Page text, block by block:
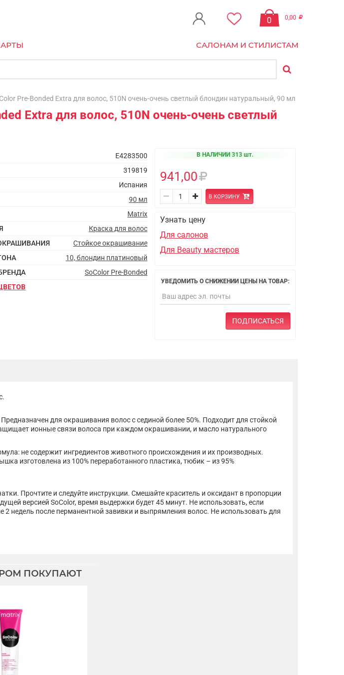
0 0,00
САЛОНАМ И СТИЛИСТАМ
Pre-Bonded Extra для волос, 510N очень-очень светлый блондин натуральный, 90 мл
Extra для волос, 510N очень-очень светлый
E4283500
319819
Испания
90 мл
Matrix
Краска для волос
Стойкое окрашивание
10, блондин платиновый
SoColor Pre-Bonded
В НАЛИЧИИ 313 шт.
941,00
В КОРЗИНУ
Узнать цену
Для салонов
Для Beauty мастеров
УВЕДОМИТЬ О СНИЖЕНИИ ЦЕНЫ НА ТОВАР:
ПОДПИСАТЬСЯ
для окрашивания волос с сединой более 50%. Подходит для стойкой
ионные связи волоса при каждом окрашивании, и масло натурального
не содержит ингредиентов животного происхождения и их производных.
изготовлена из 100% переработанного пластика, тюбик – из 95%
Прочтите и следуйте инструкции. Смешайте краситель и оксидант в пропорции
версией SoColor, время выдержки будет 45 минут. Не использовать, если
недель после перманентной завивки и выпрямления волос. Не использовать для
ПОКУПАЮТ